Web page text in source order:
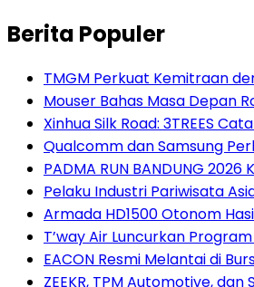
Berita Populer
TMGM Perkuat Kemitraan
Mouser Bahas Masa Depan
Xinhua Silk Road: 3TREES
Qualcomm dan Samsung
PADMA RUN BANDUNG 2026
Pelaku Industri Pariwisata
Armada HD1500 Otonom
T’way Air Luncurkan
EACON Resmi Melantai di
ZEEKR, TPM Automotive,